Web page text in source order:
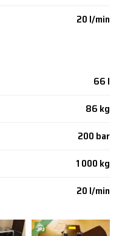
20 l/min
66 l
86 kg
200 bar
1 000 kg
20 l/min